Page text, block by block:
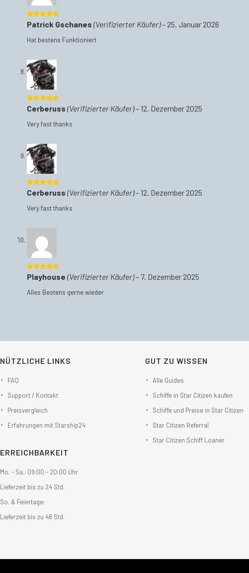
5von 5
Patrick Gschanes (Verifizierter Käufer)– 25. Januar 2026
Hat bestens Funktioniert
5von 5
Cerberuss (Verifizierter Käufer)– 12. Dezember 2025
Very fast thanks
5von 5
Cerberuss (Verifizierter Käufer)– 12. Dezember 2025
Very fast thanks
5von 5
Playhouse (Verifizierter Käufer)– 7. Dezember 2025
Alles Bestens gerne wieder
NÜTZLICHE LINKS
FAQ
Support / Kontakt
Preisvergleich
Erfahrungen mit Starship24
ERREICHBARKEIT
Mo. - Sa.: 09:00 - 20:00 Uhr
Lieferzeit bis zu 24 Std.
So. & Feiertage:
Lieferzeit bis zu 48 Std.
GUT ZU WISSEN
Alle Guides
Schiffe in Star Citizen kaufen
Schiffe und Preise in Star Citizen
Star Citizen Referral
Star Citizen Schiff Loaner